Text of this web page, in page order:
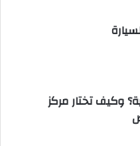
وكيف تختار مركز